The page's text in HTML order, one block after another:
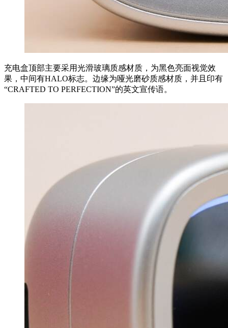
充电盒顶部主要采用光滑玻璃质感材质，为黑色亮面视觉效
果，中间有HALO标志。边缘为哑光磨砂质感材质，并且印有
“CRAFTED TO PERFECTION”的英文宣传语。